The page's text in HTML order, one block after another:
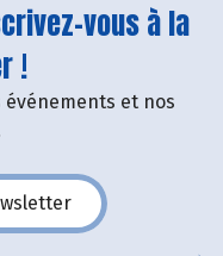
vous à la
!
et nos